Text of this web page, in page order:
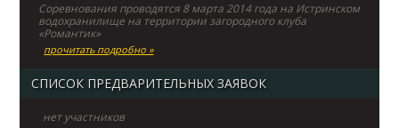
Соревнования проводятся 8 марта 2014 года на Истринском
водохранилище на территории загородного клуба
«Романтик»
прочитать подробно »
СПИСОК ПРЕДВАРИТЕЛЬНЫХ ЗАЯВОК
нет участников